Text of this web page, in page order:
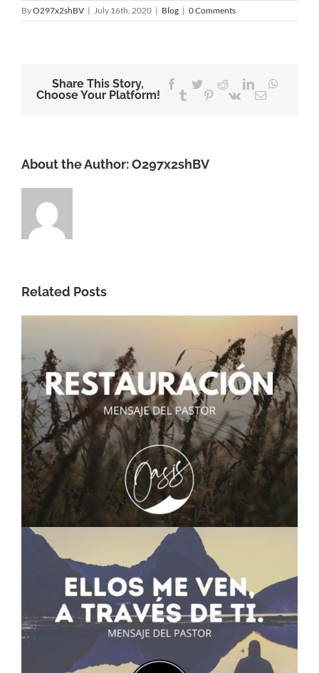
ByO297x2shBV | July 16th, 2020 | Blog | 0 Comments
Share This Story,
Choose Your Platform!
Facebook
TwitterRedditLinkedIn
Tumblr Pinterest
Vk Email
About the Author:O297x2shBV
Related Posts